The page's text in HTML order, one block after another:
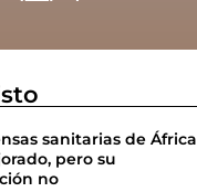
sanitarias de África
pero su
no